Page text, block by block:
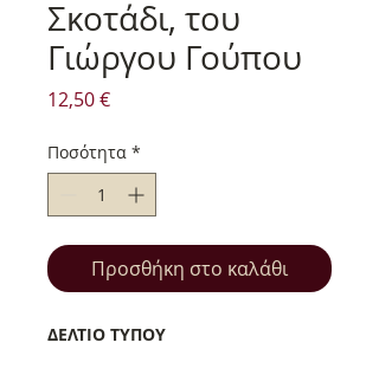
Σκοτάδι, του
Γιώργου Γούπου
12,50 €Τιμή
Ποσότητα *
Προσθήκη στο καλάθι
ΔΕΛΤΙΟ ΤΥΠΟΥ